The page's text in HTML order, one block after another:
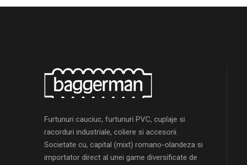
Furtunuri cauciuc, furtunuri PVC, cuplaje si
racorduri industriale, coliere si accesorii.
Societate cu, capital (mixt) romano-olandeza si
importator direct al unei game diversificate de